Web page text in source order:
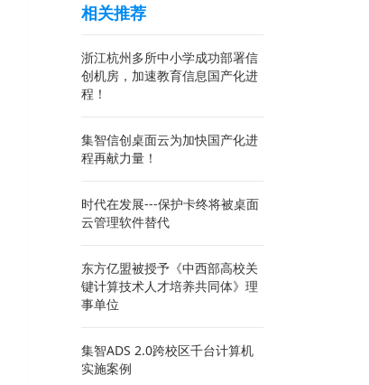
相关推荐
浙江杭州多所中小学成功部署信
创机房，加速教育信息国产化进
程！
集智信创桌面云为加快国产化进
程再献力量！
时代在发展---保护卡终将被桌面
云管理软件替代
东方亿盟被授予《中西部高校关
键计算技术人才培养共同体》理
事单位
集智ADS 2.0跨校区千台计算机
实施案例